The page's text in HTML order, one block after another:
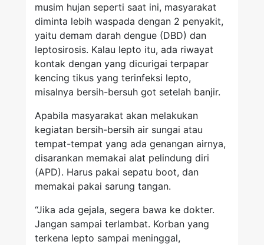
musim hujan seperti saat ini, masyarakat
diminta lebih waspada dengan 2 penyakit,
yaitu demam darah dengue (DBD) dan
leptosirosis. Kalau lepto itu, ada riwayat
kontak dengan yang dicurigai terpapar
kencing tikus yang terinfeksi lepto,
misalnya bersih-bersuh got setelah banjir.
Apabila masyarakat akan melakukan
kegiatan bersih-bersih air sungai atau
tempat-tempat yang ada genangan airnya,
disarankan memakai alat pelindung diri
(APD). Harus pakai sepatu boot, dan
memakai pakai sarung tangan.
“Jika ada gejala, segera bawa ke dokter.
Jangan sampai terlambat. Korban yang
terkena lepto sampai meninggal,